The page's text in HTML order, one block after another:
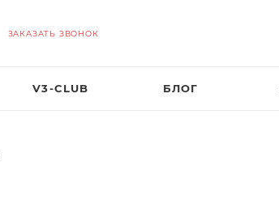
ЗАКАЗАТЬ ЗВОНОК
V3-CLUB БЛОГ